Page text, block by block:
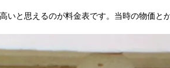
いと思えるのが料金表です。当時の物価と